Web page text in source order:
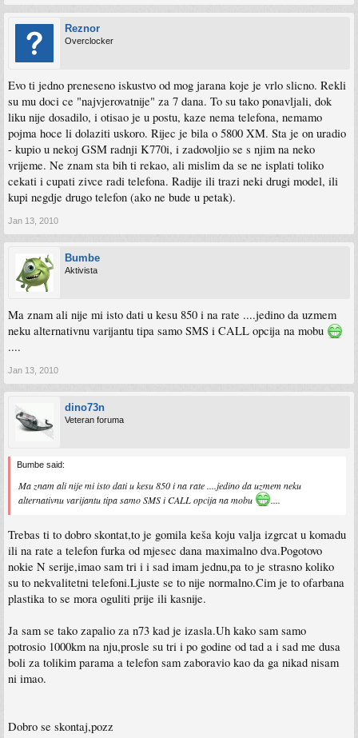
Reznor
Overclocker
Evo ti jedno preneseno iskustvo od mog jarana koje je vrlo slicno. Rekli
su mu doci ce "najvjerovatnije" za 7 dana. To su tako ponavljali, dok
liku nije dosadilo, i otisao je u postu, kaze nema telefona, nemamo
pojma hoce li dolaziti uskoro. Rijec je bila o 5800 XM. Sta je on uradio
- kupio u nekoj GSM radnji K770i, i zadovoljio se s njim na neko
vrijeme. Ne znam sta bih ti rekao, ali mislim da se ne isplati toliko
cekati i cupati zivce radi telefona. Radije ili trazi neki drugi model, ili
kupi negdje drugo telefon (ako ne bude u petak).
Jan 13, 2010
Bumbe
Aktivista
Ma znam ali nije mi isto dati u kesu 850 i na rate ....jedino da uzmem
neku alternativnu varijantu tipa samo SMS i CALL opcija na mobu
....
Jan 13, 2010
dino73n
Veteran foruma
Bumbe said:
Ma znam ali nije mi isto dati u kesu 850 i na rate ....jedino da uzmem neku
alternativnu varijantu tipa samo SMS i CALL opcija na mobu
....
Trebas ti to dobro skontat,to je gomila keša koju valja izgrcat u komadu
ili na rate a telefon furka od mjesec dana maximalno dva.Pogotovo
nokie N serije,imao sam tri i i sad imam jednu,pa to je strasno koliko
su to nekvalitetni telefoni.Ljuste se to nije normalno.Cim je to ofarbana
plastika to se mora oguliti prije ili kasnije.
Ja sam se tako zapalio za n73 kad je izasla.Uh kako sam samo
potrosio 1000km na nju,prosle su tri i po godine od tad a i sad me dusa
boli za tolikim parama a telefon sam zaboravio kao da ga nikad nisam
ni imao.
Dobro se skontaj,pozz